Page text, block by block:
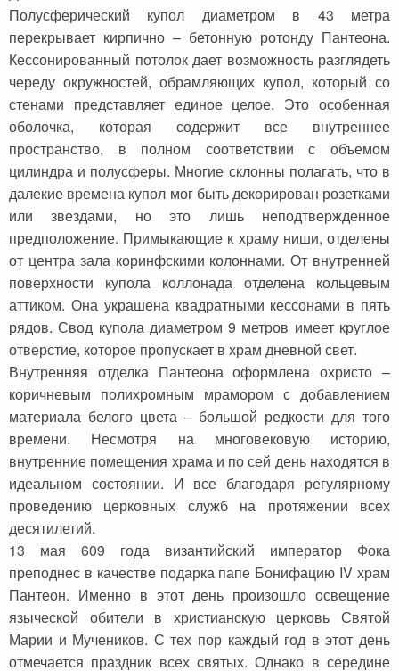
Полусферический купол диаметром в 43 метра
перекрывает кирпично – бетонную ротонду Пантеона.
Кессонированный потолок дает возможность разглядеть
череду окружностей, обрамляющих купол, который со
стенами представляет единое целое. Это особенная
оболочка, которая содержит все внутреннее
пространство, в полном соответствии с объемом
цилиндра и полусферы. Многие склонны полагать, что в
далекие времена купол мог быть декорирован розетками
или звездами, но это лишь неподтвержденное
предположение. Примыкающие к храму ниши, отделены
от центра зала коринфскими колоннами. От внутренней
поверхности купола коллонада отделена кольцевым
аттиком. Она украшена квадратными кессонами в пять
рядов. Свод купола диаметром 9 метров имеет круглое
отверстие, которое пропускает в храм дневной свет.
Внутренняя отделка Пантеона оформлена охристо –
коричневым полихромным мрамором с добавлением
материала белого цвета – большой редкости для того
времени. Несмотря на многовековую историю,
внутренние помещения храма и по сей день находятся в
идеальном состоянии. И все благодаря регулярному
проведению церковных служб на протяжении всех
десятилетий.
13 мая 609 года византийский император Фока
преподнес в качестве подарка папе Бонифацию IV храм
Пантеон. Именно в этот день произошло освещение
языческой обители в христианскую церковь Святой
Марии и Мучеников. С тех пор каждый год в этот день
отмечается праздник всех святых. Однако в середине